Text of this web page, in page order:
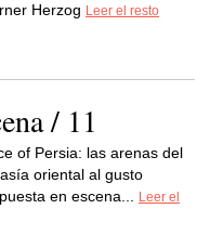
Herzog Leer el resto
/ 11
of Persia: las arenas del
oriental al gusto
en escena...
Leer el